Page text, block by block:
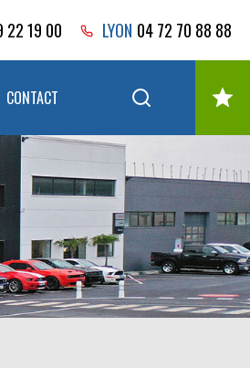
22 19 00 LYON 04 72 70 88 88
CONTACT